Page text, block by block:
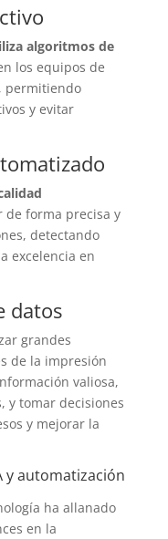
algoritmos de
los equipos de
permitiendo
y evitar
de forma precisa y
detectando
excelencia en
datos
grandes
de la impresión
valiosa,
y tomar decisiones
y mejorar la
y automatización
ha allanado
en la